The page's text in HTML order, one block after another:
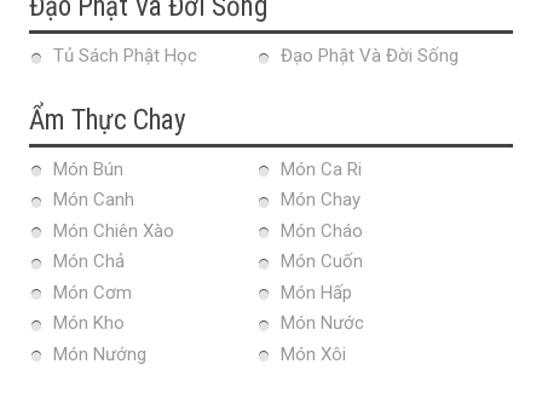
Đạo Phật Và Đời Sống
Tủ Sách Phật Học Đạo Phật Và Đời Sống
Ẩm Thực Chay
Món Bún
Món Ca Ri
Món Canh
Món Chay
Món Chiên Xào
Món Cháo
Món Chả
Món Cuốn
Món Cơm
Món Hấp
Món Kho
Món Nước
Món Nướng
Món Xôi